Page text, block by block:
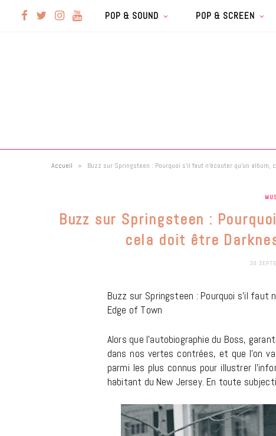
F I
g
Y POP & SOUND POP & SCREEN
Accueil » Buzz sur Springsteen : Pourquoi s’il faut n’écouter qu’un
Buzz sur Springsteen :
cela doit être
30
Buzz sur Springsteen : Pourquoi s’il faut
Edge of Town
Alors que l’autobiographie du Boss,
dans nos vertes contrées, et que l’on
parmi les plus connus pour illustrer
habitant du New Jersey. En toute